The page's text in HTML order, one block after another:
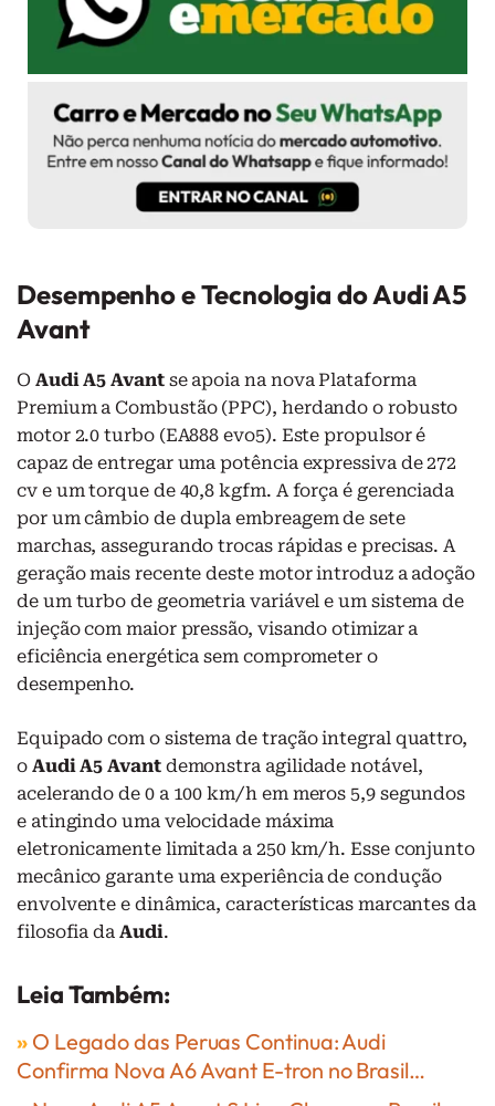
Desempenho e Tecnologia do Audi A5
Avant
O Audi A5 Avantse apoia na nova Plataforma
Premium a Combustão (PPC), herdando o robusto
motor 2.0 turbo (EA888 evo5). Este propulsor é
capaz de entregar uma potência expressiva de 272
cv e um torque de 40,8 kgfm. A força é gerenciada
por um câmbio de dupla embreagem de sete
marchas, assegurando trocas rápidas e precisas. A
geração mais recente deste motor introduz a adoção
de um turbo de geometria variável e um sistema de
injeção com maior pressão, visando otimizar a
eficiência energética sem comprometer o
desempenho.
Equipado com o sistema de tração integral quattro,
o Audi A5 Avantdemonstra agilidade notável,
acelerando de 0 a 100 km/h em meros 5,9 segundos
e atingindo uma velocidade máxima
eletronicamente limitada a 250 km/h. Esse conjunto
mecânico garante uma experiência de condução
envolvente e dinâmica, características marcantes da
filosofia da Audi.
Leia Também:
» O Legado das Peruas Continua: Audi
Confirma Nova A6 Avant E-tron no Brasil…